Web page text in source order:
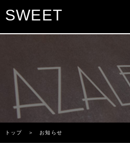
SWEET
トップ ＞ お知らせ